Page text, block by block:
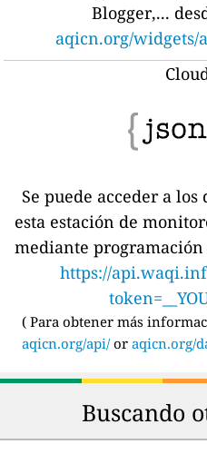
Blogger,...
aqicn.org/widgets/
Se puede acceder a
esta estación de
mediante programación
https://
( Para obtener más
aqicn.org/api/or aqicn.org/
Buscando